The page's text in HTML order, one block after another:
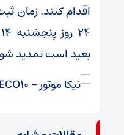
اقدام کنند. زمان
بعید است تمدید